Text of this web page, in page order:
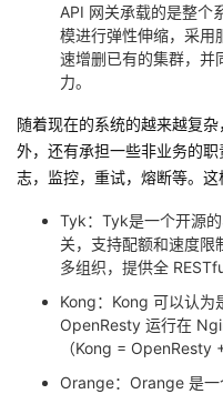
API 网关承载的是整个
模进行弹性伸缩，采
速增删已有的集群，并
力。
随着现在的系统的越来越复
外，还有承担一些非业务的
志，监控，重试，熔断等。这
Tyk：Tyk是一个开源
关，支持配额和速度限
多组织，提供全
Kong：Kong 可以认
OpenResty 运行在
（Kong = OpenResty
Orange：Orange 是